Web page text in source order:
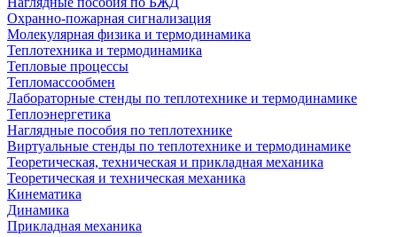
Охранно-пожарная сигнализация
Молекулярная физика и термодинамика
Теплотехника и термодинамика
Тепловые процессы
Тепломассообмен
Лабораторные стенды по теплотехнике и термодинамике
Теплоэнергетика
Наглядные пособия по теплотехнике
Виртуальные стенды по теплотехнике и термодинамике
Теоретическая, техническая и прикладная механика
Теоретическая и техническая механика
Кинематика
Динамика
Прикладная механика